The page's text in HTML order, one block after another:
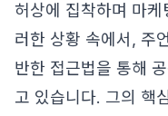
허상에 집착하며 마케
러한 상황 속에서, 주
반한 접근법을 통해
고 있습니다. 그의 핵